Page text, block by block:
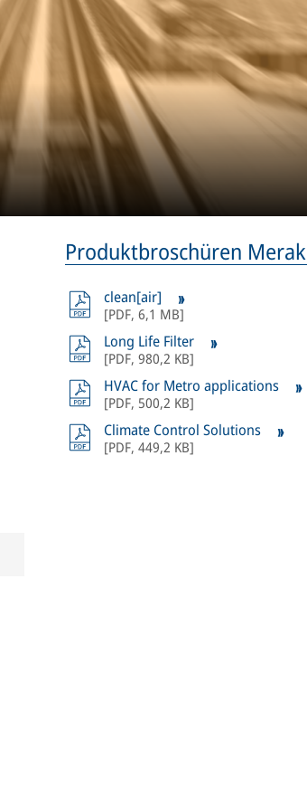
Produktbroschüren Merak
clean[air]
[PDF, 6,1 MB]
Long Life Filter
[PDF, 980,2 KB]
HVAC for Metro applications
[PDF, 500,2 KB]
Climate Control Solutions
[PDF, 449,2 KB]